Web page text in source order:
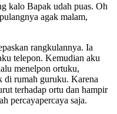
kalo Bapak udah puas. Oh
agak malam,
rangkulannya. Ia
telepon. Kemudian aku
menelpon ortuku,
di rumah guruku. Karena
terhadap ortu dan hampir
percayapercaya saja.